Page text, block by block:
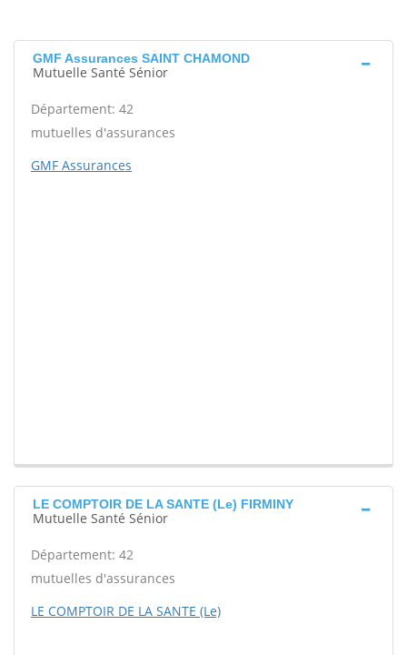
GMF Assurances SAINT CHAMOND
Mutuelle Santé Sénior
Département: 42
mutuelles d'assurances
GMF Assurances
LE COMPTOIR DE LA SANTE (Le) FIRMINY
Mutuelle Santé Sénior
Département: 42
mutuelles d'assurances
LE COMPTOIR DE LA SANTE (Le)